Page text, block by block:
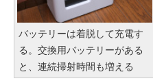
バッテリーは着脱して充電す
る。交換用バッテリーがある
と、連続掃射時間も増える